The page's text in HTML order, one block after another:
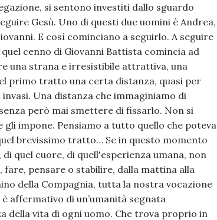
si sentono investiti dallo sguardo
Gesù. Uno di questi due uomini è Andrea,
E così cominciano a seguirlo. A seguire
cenno di Giovanni Battista comincia ad
una strana e irresistibile attrattiva, una
primo tratto una certa distanza, quasi per
Una distanza che immaginiamo di
però mai smettere di fissarlo. Non si
impone. Pensiamo a tutto quello che poteva
brevissimo tratto… Se in questo momento
quel cuore, di quell'esperienza umana, non
pensare o stabilire, dalla mattina alla
della Compagnia, tutta la nostra vocazione
affermativo di un’umanità segnata
della vita di ogni uomo. Che trova proprio in